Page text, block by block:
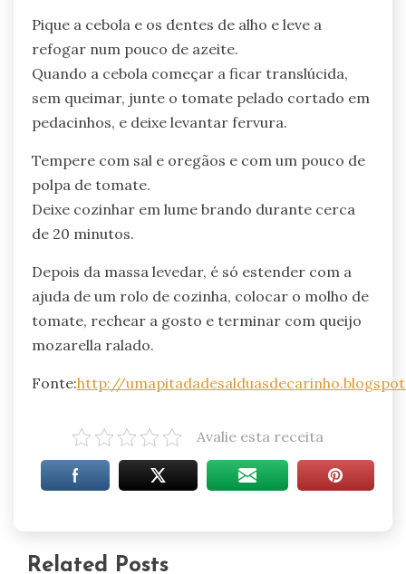
Pique a cebola e os dentes de alho e leve a
refogar num pouco de azeite.
Quando a cebola começar a ficar translúcida,
sem queimar, junte o tomate pelado cortado em
pedacinhos, e deixe levantar fervura.
Tempere com sal e oregãos e com um pouco de
polpa de tomate.
Deixe cozinhar em lume brando durante cerca
de 20 minutos.
Depois da massa levedar, é só estender com a
ajuda de um rolo de cozinha, colocar o molho de
tomate, rechear a gosto e terminar com queijo
mozarella ralado.
Fonte:http://
Avalie esta receita
Related Posts